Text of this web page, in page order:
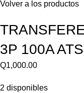
Volver a los productos
3P 100A
Q1,000.00
2 disponibles